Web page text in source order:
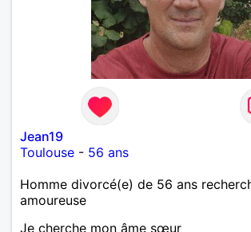
Jean19
Toulouse - 56 ans
Homme divorcé(e) de 56 ans
amoureuse
Je cherche mon âme sœur